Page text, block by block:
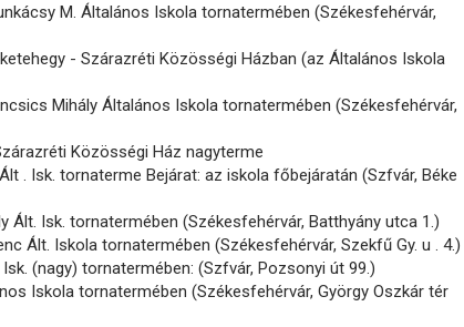
M. Általános Iskola tornatermében (Székesfehérvár,
- Szárazréti Közösségi Házban (az Általános Iskola
Mihály Általános Iskola tornatermében (Székesfehérvár,
Közösségi Ház nagyterme
. Isk. tornaterme Bejárat: az iskola főbejáratán (Szfvár, Béke
Ált. Isk. tornatermében (Székesfehérvár, Batthyány utca 1.)
Ált. Iskola tornatermében (Székesfehérvár, Szekfű Gy. u . 4.)
(nagy) tornatermében: (Szfvár, Pozsonyi út 99.)
Iskola tornatermében (Székesfehérvár, György Oszkár tér